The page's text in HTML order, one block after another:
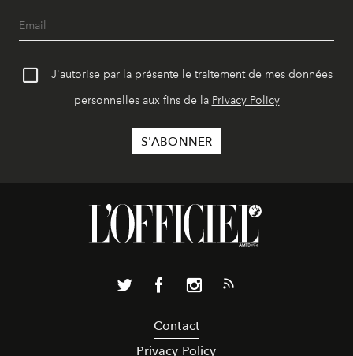
J'autorise par la présente le traitement de mes données
personnelles aux fins de la Privacy Policy
Contact
Privacy Policy